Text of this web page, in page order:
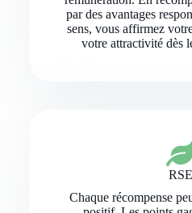
par des avantages
sens, vous affirmez
votre attractivité dès
RSE
Chaque récompense